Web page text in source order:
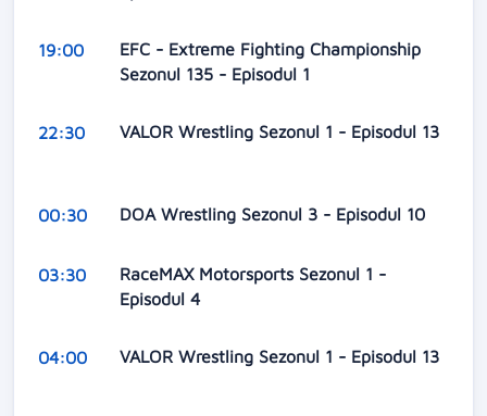
19:00
EFC - Extreme Fighting Championship
Sezonul 135 - Episodul 1
22:30 VALOR Wrestling Sezonul 1 - Episodul 13
00:30 DOA Wrestling Sezonul 3 - Episodul 10
03:30
RaceMAX Motorsports Sezonul 1 -
Episodul 4
04:00 VALOR Wrestling Sezonul 1 - Episodul 13